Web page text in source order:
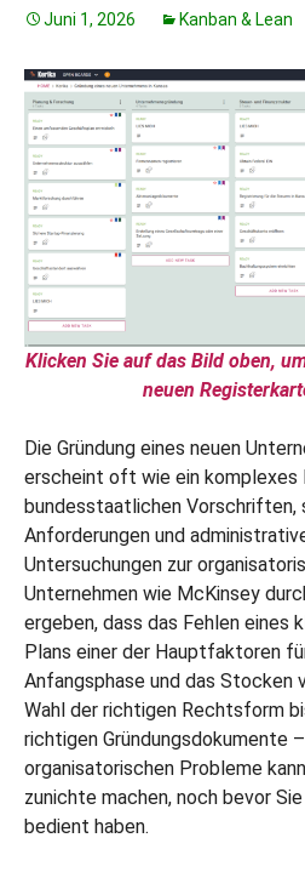
Juni 1, 2026 Kanban & Lean
Klicken Sie auf das Bild oben,
neuen
Die Gründung eines neuen
erscheint oft wie ein komplexes
bundesstaatlichen Vorschriften,
Anforderungen und
Untersuchungen zur
Unternehmen wie McKinsey
ergeben, dass das Fehlen eines
Plans einer der Hauptfaktoren
Anfangsphase und das Stocken
Wahl der richtigen Rechtsform
richtigen Gründungsdokumente
organisatorischen Probleme
zunichte machen, noch bevor
bedient haben.